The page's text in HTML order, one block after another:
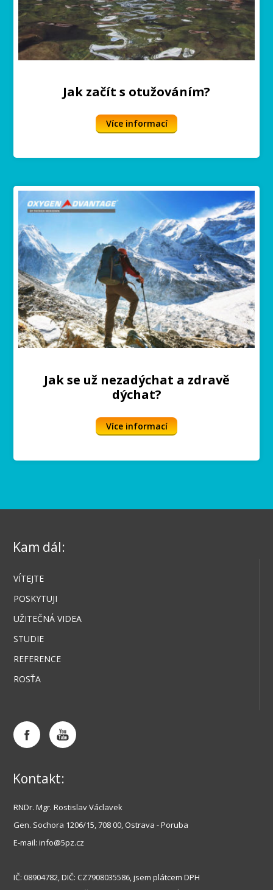
Jak začít s otužováním?
Více informací
Jak se už nezadýchat a zdravě
dýchat?
Více informací
Kam dál:
VÍTEJTE
POSKYTUJI
UŽITEČNÁ VIDEA
STUDIE
REFERENCE
ROSŤA
Kontakt:
RNDr. Mgr. Rostislav Václavek
Gen. Sochora 1206/15, 708 00, Ostrava - Poruba
E-mail: info@5pz.cz
IČ: 08904782, DIČ: CZ7908035586, jsem plátcem DPH